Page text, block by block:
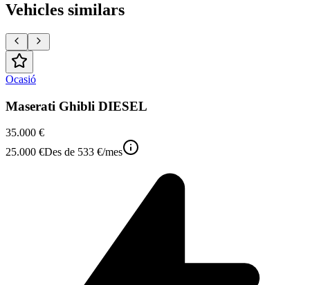
Vehicles similars
Ocasió
Maserati Ghibli DIESEL
35.000 €
25.000 €Des de 533 €/mes